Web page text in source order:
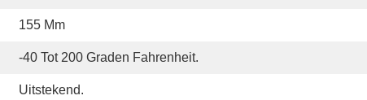
155 Mm
-40 Tot 200 Graden Fahrenheit.
Uitstekend.